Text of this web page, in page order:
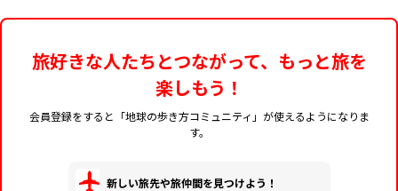
旅好きな人たちとつながって、もっと旅を
楽しもう！
会員登録をすると「地球の歩き方コミュニティ」が使えるようになりま
す。
新しい旅先や旅仲間を見つけよう！